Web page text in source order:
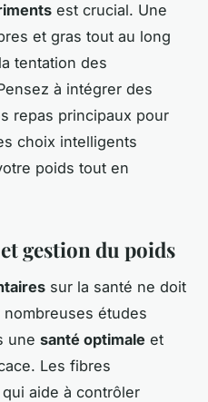
est crucial. Une
et gras tout au long
tentation des
à intégrer des
repas principaux pour
choix intelligents
poids tout en
gestion du poids
sur la santé ne doit
études
une santé optimale et
Les fibres
aide à contrôler